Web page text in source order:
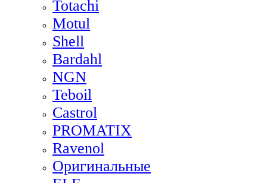
Totachi
Motul
Shell
Bardahl
NGN
Teboil
Castrol
PROMATIX
Ravenol
Оригинальные